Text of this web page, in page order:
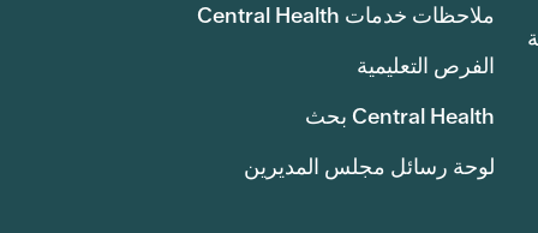
ملاحظات خدمات Central Health
الفرص التعليمية
Central Health بحث
لوحة رسائل مجلس المديرين